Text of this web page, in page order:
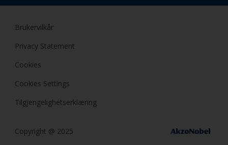
Brukervilkår
Privacy Statement
Cookies
Cookies Settings
Tilgjengelighetserklæring
Copyright @ 2025